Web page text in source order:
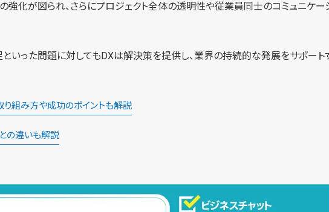
強化が図られ、さらにプロジェクト全体の透明性や従業員同士のコミュニケー
いった問題に対してもDXは解決策を提供し、業界の持続的な発展をサポート
組み方や成功のポイントも解説
の違いも解説